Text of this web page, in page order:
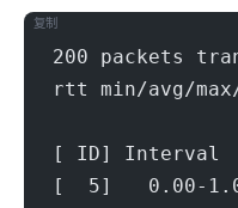
200 packets
rtt min/avg/
[ ID] Interval
[  5]   0.00-
复制